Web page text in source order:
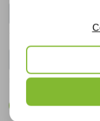
De gegevens die u hier
Bel mij terug